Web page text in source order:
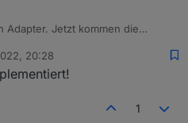
Adapter. Jetzt kommen die
aus end- und startTime Date-
dann könnte man viel
es eine Benachrichtigung,
20:28
1